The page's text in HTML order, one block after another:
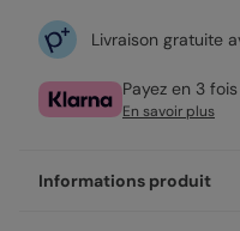
Livraison gratuite
Payez en 3
En savoir plus
Informations produit